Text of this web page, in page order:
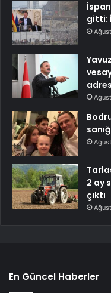
gitti:
2 ay
çıktı
En Güncel Haberler